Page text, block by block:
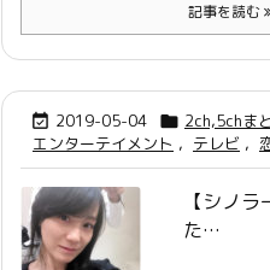
記事を読む
 2019-05-04  2ch,5chま
エンターテイメント , テレビ ,
【シノ
た…